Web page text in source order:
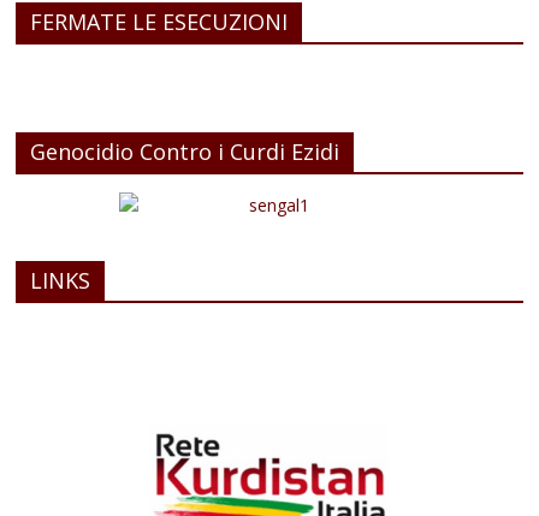
FERMATE LE ESECUZIONI
Genocidio Contro i Curdi Ezidi
LINKS